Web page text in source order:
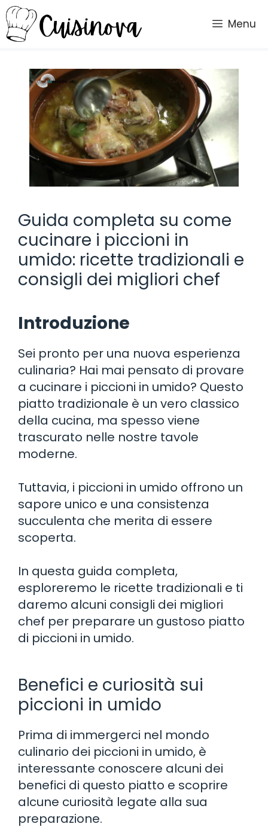
Vai
al
contenuto
Menu
Guida completa su come
cucinare i piccioni in
umido: ricette tradizionali e
consigli dei migliori chef
Introduzione
Sei pronto per una nuova esperienza
culinaria? Hai mai pensato di provare
a cucinare i piccioni in umido? Questo
piatto tradizionale è un vero classico
della cucina, ma spesso viene
trascurato nelle nostre tavole
moderne.
Tuttavia, i piccioni in umido offrono un
sapore unico e una consistenza
succulenta che merita di essere
scoperta.
In questa guida completa,
esploreremo le ricette tradizionali e ti
daremo alcuni consigli dei migliori
chef per preparare un gustoso piatto
di piccioni in umido.
Benefici e curiosità sui
piccioni in umido
Prima di immergerci nel mondo
culinario dei piccioni in umido, è
interessante conoscere alcuni dei
benefici di questo piatto e scoprire
alcune curiosità legate alla sua
preparazione.